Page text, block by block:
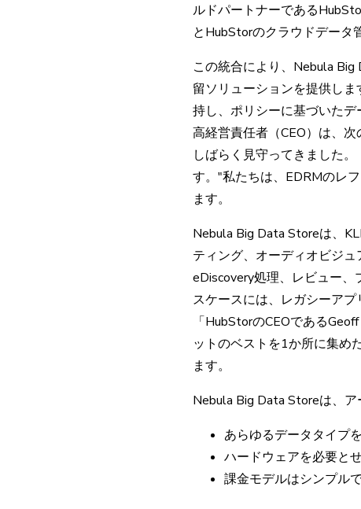
ルドパートナーである
とHubStorのクラウドデータ
この統合により、Nebula
留ソリューションを提供し
持し、ポリシーに基づいた
高経営責任者（CEO）は、
しばらく見守ってきました
す。"私たちは、EDRMのレ
ます。
Nebula Big Data Storeは、
ティング、オーディオビジ
eDiscovery処理、レビュー
スケースには、レガシーア
「HubStorのCEOである
ットのベストを1か所に集め
ます。
Nebula Big Data Storeは、
あらゆるデータタイプ
ハードウェアを必要と
課金モデルはシンプル